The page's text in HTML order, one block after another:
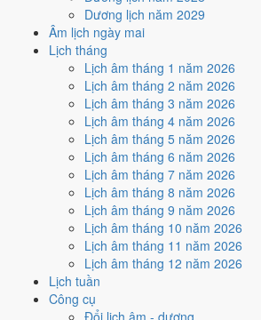
Dương lịch năm 2029
Âm lịch ngày mai
Lịch tháng
Lịch âm tháng 1 năm 2026
Lịch âm tháng 2 năm 2026
Lịch âm tháng 3 năm 2026
Lịch âm tháng 4 năm 2026
Lịch âm tháng 5 năm 2026
Lịch âm tháng 6 năm 2026
Lịch âm tháng 7 năm 2026
Lịch âm tháng 8 năm 2026
Lịch âm tháng 9 năm 2026
Lịch âm tháng 10 năm 2026
Lịch âm tháng 11 năm 2026
Lịch âm tháng 12 năm 2026
Lịch tuần
Công cụ
Đổi lịch âm - dương
Hoàng Đạo.
Cách tính ngày tốt
🏡 Nhập trạch - vào nhà mới
Tốt
Nhập trạch - vào nhà mới hôm nay ở
Ngày Hoàng Đạo.
Cách tính ngày tốt
Mua xe - tậu xe
Tốt
Mua xe - tậu xe hôm nay ởmức tốt (6/
Hoàng Đạo.
Cách tính ngày tốt
Xuất hành - đi xa
Trung bình
Xuất hành - đi xa hôm nay ở
Ngày Hoàng Đạo